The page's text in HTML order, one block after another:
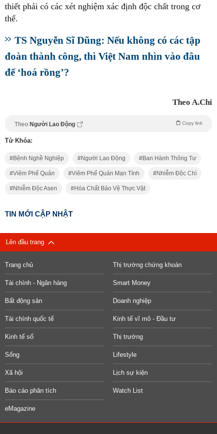
thiết phải có các xét nghiệm xác định độc chất trong cơ
thể.
TS Nguyễn Sĩ Dũng: Nếu không có các tập
đoàn thành công, thì Việt Nam nhìn vào đâu
để ‘hoá rồng’?
Theo A.Chi
Theo Người Lao Động Copy link
Từ Khóa:
Bệnh Nghề Nghiệp Người Lao Động Ban Hành Thông Tư
Viêm Phế Quản Viêm Phế Quản Mạn Tính Nhiễm Độc Chì
Nhiễm Độc Asen Hóa Chất Bảo Vệ Thực Vật
TIN MỚI CẬP NHẬT
Lên đầu trang
Trang chủ Thị trường chứng khoán
Tài chính - Ngân hàng Smart Money
Bất động sản Doanh nghiệp
Tài chính quốc tế Kinh tế vĩ mô - Đầu tư
Kinh tế số Thị trường
Sống Lifestyle
Xã hội Lịch sự kiện
Báo cáo phân tích Watch List
eMagazine